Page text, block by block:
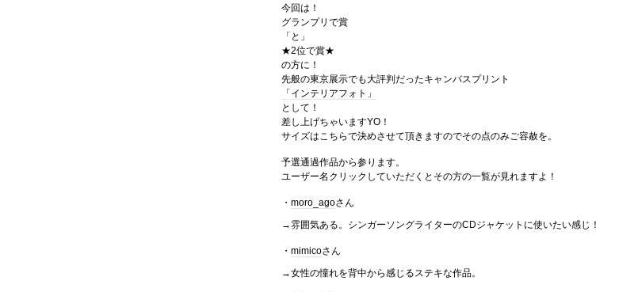
今回は！
グランプリで賞
「と」
★2位で賞★
の方に！
先般の東京展示でも大評判だったキャンバスプリント
「インテリアフォト」
として！
差し上げちゃいますYO！
サイズはこちらで決めさせて頂きますのでその点のみご容赦を。
予選通過作品から参ります。
ユーザー名クリックしていただくとその方の一覧が見れますよ！
・ moro_agoさん
→雰囲気ある。シンガーソングライターのCDジャケットに使いたい感じ！
・ mimicoさん
→女性の憧れを背中から感じるステキな作品。